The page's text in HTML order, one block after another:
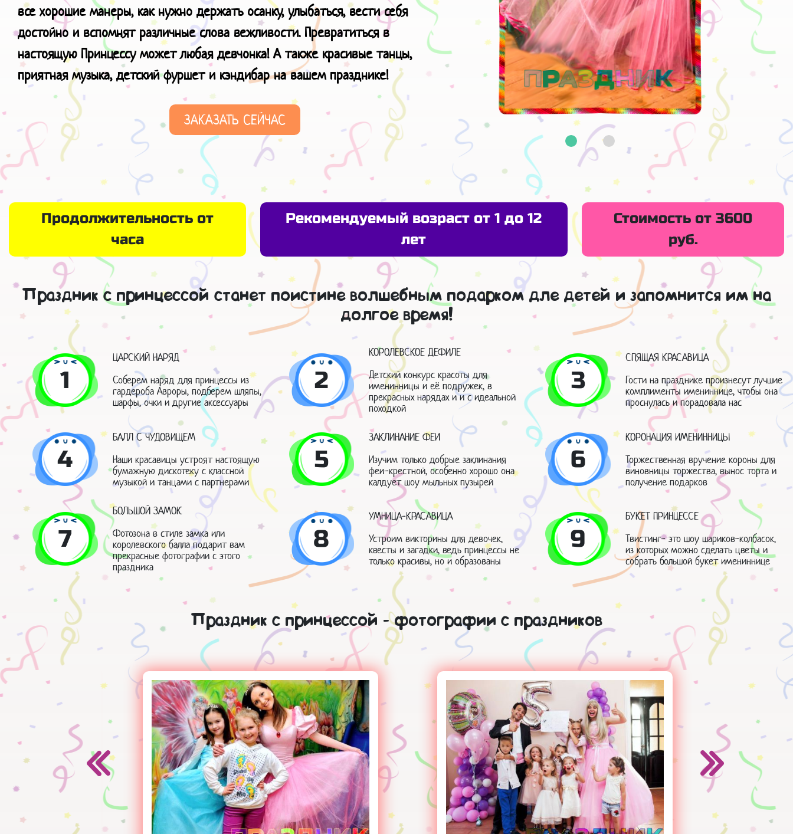
все хорошие манеры, как нужно держать осанку, улыбаться, вести себя
достойно и вспомнят различные слова вежливости. Превратиться в
настоящую Принцессу может любая девчонка! А также красивые танцы,
приятная музыка, детский фуршет и кэндибар на вашем празднике!
ЗАКАЗАТЬ СЕЙЧАС
Продолжительность от
часа
Рекомендуемый возраст от 1 до 12
лет
Стоимость от 3600
руб.
Праздник с принцессой станет поистине волшебным подарком дле детей и запомнится им на
долгое время!
1
ЦАРСКИЙ НАРЯД
Соберем наряд для принцессы из
гардероба Авроры, подберем шляпы,
шарфы, очки и другие аксессуары
2
КОРОЛЕВСКОЕ ДЕФИЛЕ
Детский конкурс красоты для
именинницы и её подружек, в
прекрасных нарядах и и с идеальной
походкой
3
СПЯЩАЯ КРАСАВИЦА
Гости на празднике произнесут лучшие
комплименты имениннице, чтобы она
проснулась и порадовала нас
4
БАЛЛ С ЧУДОВИЩЕМ
Наши красавицы устроят настоящую
бумажную дискотеку с классной
музыкой и танцами с партнерами
5
ЗАКЛИНАНИЕ ФЕИ
Изучим только добрые заклинания
феи-крестной, особенно хорошо она
калдует шоу мыльных пузырей
6
КОРОНАЦИЯ ИМЕНИННИЦЫ
Торжественная вручение короны для
виновницы торжества, вынос торта и
получение подарков
7
БОЛЬШОЙ ЗАМОК
Фотозона в стиле замка или
королевского балла подарит вам
прекрасные фотографии с этого
праздника
8
УМНИЦА-КРАСАВИЦА
Устроим викторины для девочек,
квесты и загадки, ведь принцессы не
только красивы, но и образованы
9
БУКЕТ ПРИНЦЕССЕ
Твистинг- это шоу шариков-колбасок,
из которых можно сделать цветы и
собрать большой букет имениннице
Праздник с принцессой - фотографии с праздников